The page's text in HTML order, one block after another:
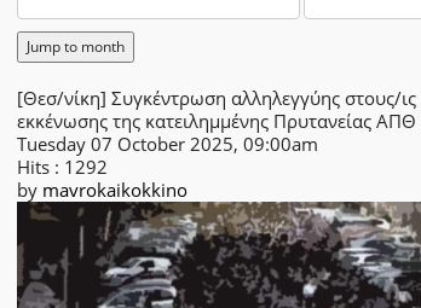
Jump to month
[Θεσ/νίκη] Συγκέντρωση αλληλεγγύης στους/ις
εκκένωσης της κατειλημμένης Πρυτανείας ΑΠΘ
Tuesday 07 October 2025, 09:00am
Hits : 1292
by mavrokaikokkino